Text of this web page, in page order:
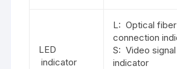
LED
indicator
L: Optical fiber
connection
S: Video
indicator